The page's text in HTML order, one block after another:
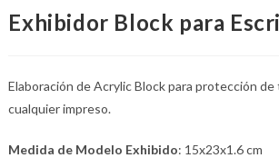
LA
Exhibidor Block para
Elaboración de Acrylic Block para protección
cualquier impreso.
Medida de Modelo Exhibido: 15x23x1.6 cm